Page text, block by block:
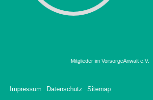
Mitglieder im VorsorgeAnwalt e.V.
Impressum Datenschutz Sitemap